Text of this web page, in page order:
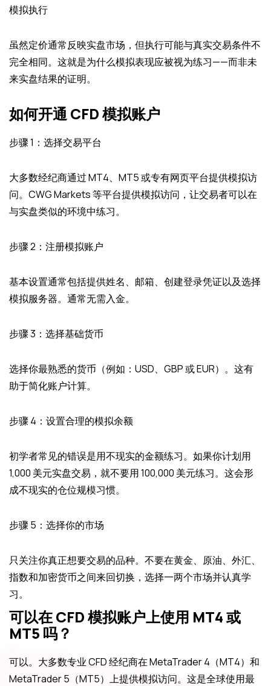
模拟执行
虽然定价通常反映实盘市场，但执行可能与真实交易条件不
完全相同。这就是为什么模拟表现应被视为练习——而非未
来实盘结果的证明。
如何开通 CFD 模拟账户
步骤 1：选择交易平台
大多数经纪商通过 MT4、MT5 或专有网页平台提供模拟访
问。CWG Markets 等平台提供模拟访问，让交易者可以在
与实盘类似的环境中练习。
步骤 2：注册模拟账户
基本设置通常包括提供姓名、邮箱、创建登录凭证以及选择
模拟服务器。通常无需入金。
步骤 3：选择基础货币
选择你最熟悉的货币（例如：USD、GBP 或 EUR）。这有
助于简化账户计算。
步骤 4：设置合理的模拟余额
初学者常见的错误是用不现实的金额练习。如果你计划用
1,000 美元实盘交易，就不要用 100,000 美元练习。这会形
成不现实的仓位规模习惯。
步骤 5：选择你的市场
只关注你真正想要交易的品种。不要在黄金、原油、外汇、
指数和加密货币之间来回切换，选择一两个市场并认真学
习。
可以在 CFD 模拟账户上使用 MT4 或
MT5 吗？
可以。大多数专业 CFD 经纪商在 MetaTrader 4（MT4）和
MetaTrader 5（MT5）上提供模拟访问。这是全球使用最